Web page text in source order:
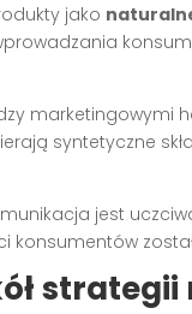
jako
marketingowymi
syntetyczne
jest
konsumentów